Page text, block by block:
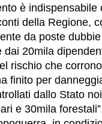
è indispensabile
della Regione,
da poste
dai 20mila
rischio che
finito per
dallo Stato
e 30mila